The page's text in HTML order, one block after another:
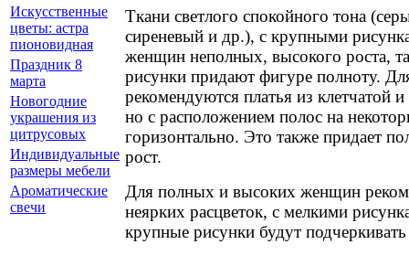
Ткани светлого спокойного тона
сиреневый и др.), с крупными
женщин неполных, высокого роста,
рисунки придают фигуре полноту.
рекомендуются платья из клетчатой
но с расположением полос на
горизонтально. Это также придает
рост.
Для полных и высоких женщин
неярких расцветок, с мелкими
крупные рисунки будут
Искусственные
цветы: астра
пионовидная
Праздник 8
марта
Новогодние
украшения из
цитрусовых
Индивидуальные
размеры мебели
Ароматические
свечи